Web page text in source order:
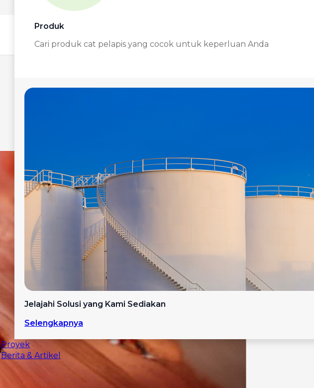
Produk
Cari produk cat pelapis yang cocok untuk keperluan Anda
Jelajahi Solusi yang Kami Sediakan
Selengkapnya
Proyek
Berita & Artikel